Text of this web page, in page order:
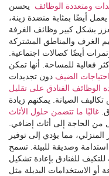
ومتعددة الوظائف
يحسن
أيضًا بمثابة منضدة زينة،
بشكل كبير وظائف الغرفة
الغرف والمناطق المشتركة
أيضًا كصالات اجتماعية.
فعالية للمساحة. أنها تمكن
احتياجات الضيف دون تجديدات
الوظائف الفنادق على تقليل
الصيانة. يمكنهم زيادة
غالبًا ما تتضمن حلول الأثاث
من الحاجة إلى أثاث إضافي.
مما يؤدي إلى توفير
وصديقة للبيئة. تسمح
للتكيف للفنادق بإعادة تشكيل
أو الاستخدامات البديلة مثل